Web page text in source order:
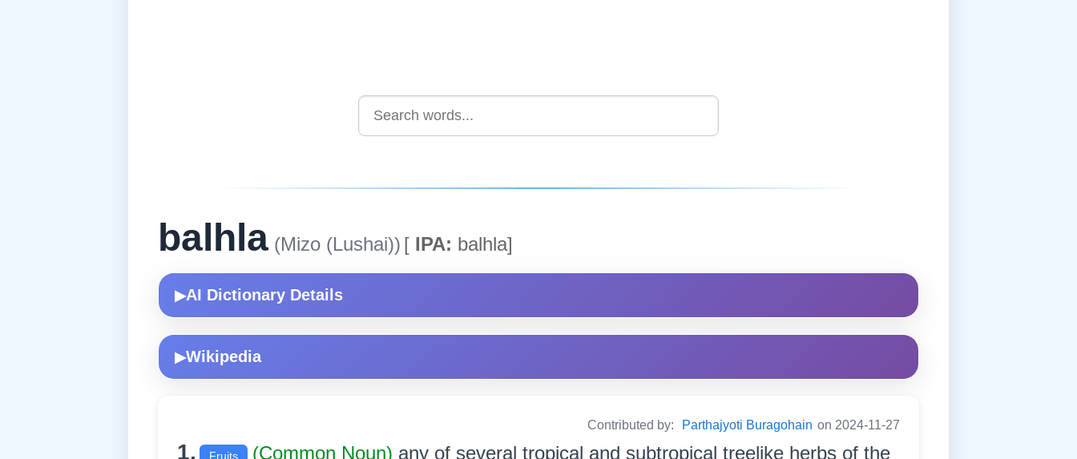
balhla (Mizo (Lushai)) [ IPA: balhla]
▶AI Dictionary Details
▶Wikipedia
Contributed by: Parthajyoti Buragohain on 2024-11-27
1. Fruits (Common Noun) any of several tropical and subtropical treelike herbs of the